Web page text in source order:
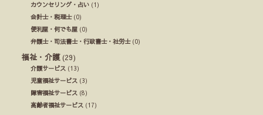
カウンセリング・占い (1)
会計士・税理士(0)
便利屋・何でも屋 (0)
弁護士・司法書士・行政書士・社労士(0)
福祉・介護(29)
介護サービス (13)
児童福祉サービス (3)
障害福祉サービス (8)
高齢者福祉サービス (17)